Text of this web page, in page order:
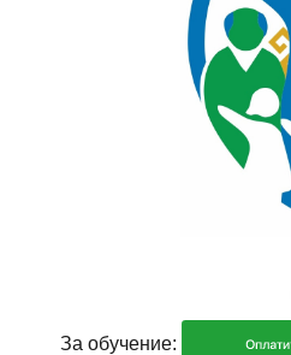
За обучение: